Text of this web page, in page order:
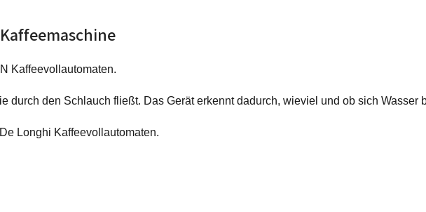
Kaffeevollautomaten.
durch den Schlauch fließt. Das Gerät erkennt dadurch, wieviel und ob sich Wasser
Longhi Kaffeevollautomaten.